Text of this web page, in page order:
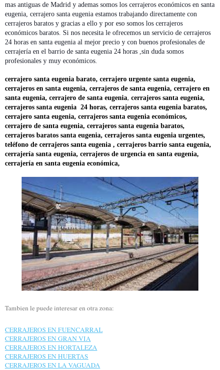
mas antiguas de Madrid y ademas somos los cerrajeros económicos en santa
eugenia, cerrajero santa eugenia estamos trabajando directamente con
cerrajeros baratos y gracias a ello y por eso somos los cerrajeros
económicos baratos. Si nos necesita le ofrecemos un servicio de cerrajeros
24 horas en santa eugenia al mejor precio y con buenos profesionales de
cerrajería en el barrio de santa eugenia 24 horas ,sin duda somos
profesionales y muy económicos.
cerrajero santa eugenia barato, cerrajero urgente santa eugenia,
cerrajeros en santa eugenia, cerrajeros de santa eugenia, cerrajero en
santa eugenia, cerrajero de santa eugenia, cerrajeros santa eugenia,
cerrajeros santa eugenia 24 horas, cerrajeros santa eugenia baratos,
cerrajero santa eugenia, cerrajeros santa eugenia económicos,
cerrajero de santa eugenia, cerrajeros santa eugenia baratos,
cerrajeros baratos santa eugenia, cerrajeros santa eugenia urgentes,
teléfono de cerrajeros santa eugenia , cerrajeros barrio santa eugenia,
cerrajería santa eugenia, cerrajeros de urgencia en santa eugenia,
cerrajería en santa eugenia económica,
Tambien le puede interesar en otra zona:
CERRAJEROS EN FUENCARRAL
CERRAJEROS EN GRAN VIA
CERRAJEROS EN HORTALEZA
CERRAJEROS EN HUERTAS
CERRAJEROS EN LA VAGUADA